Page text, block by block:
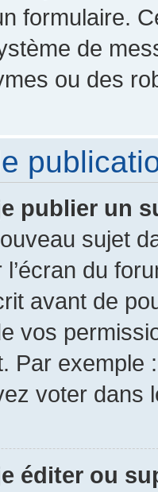
formulaire.
de
ou des
publier un
sujet
du
avant de
vos
Par exemple
voter dans
éditer ou